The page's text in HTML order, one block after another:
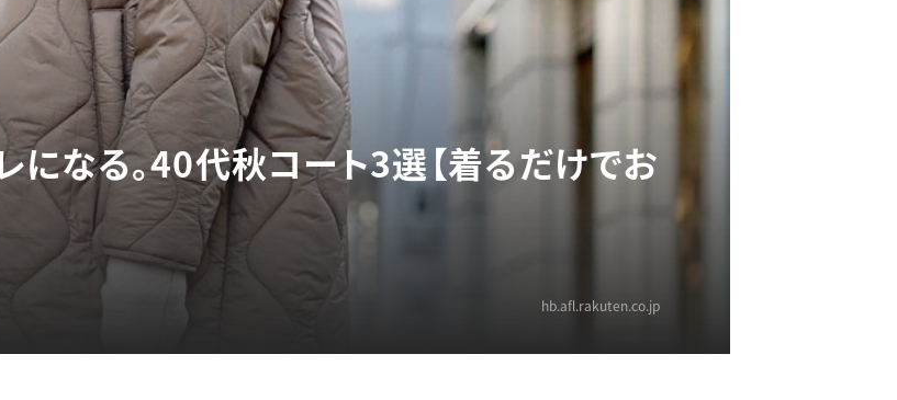
になる。40代秋コート3選【着るだけでお
hb.afl.rakuten.co.jp